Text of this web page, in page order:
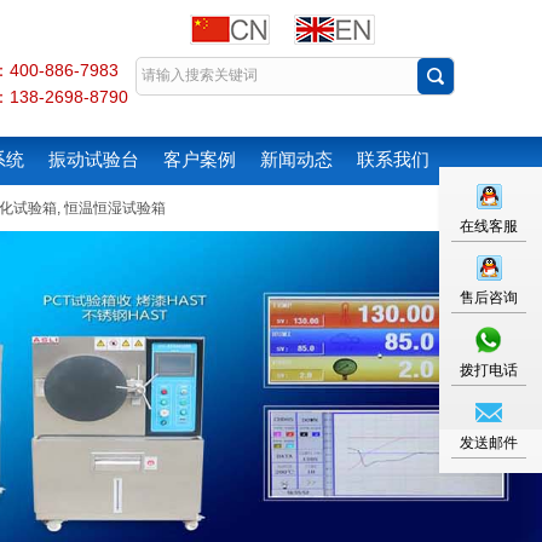
400-886-7983
138-2698-8790
统 振动试验台 客户案例 新闻动态 联系我们
试验箱,恒温恒湿试验箱
在线客服
售后咨询
拨打电话
发送邮件